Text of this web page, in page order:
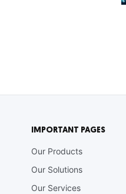
IMPORTANT PAGES
Our Products
Our Solutions
Our Services